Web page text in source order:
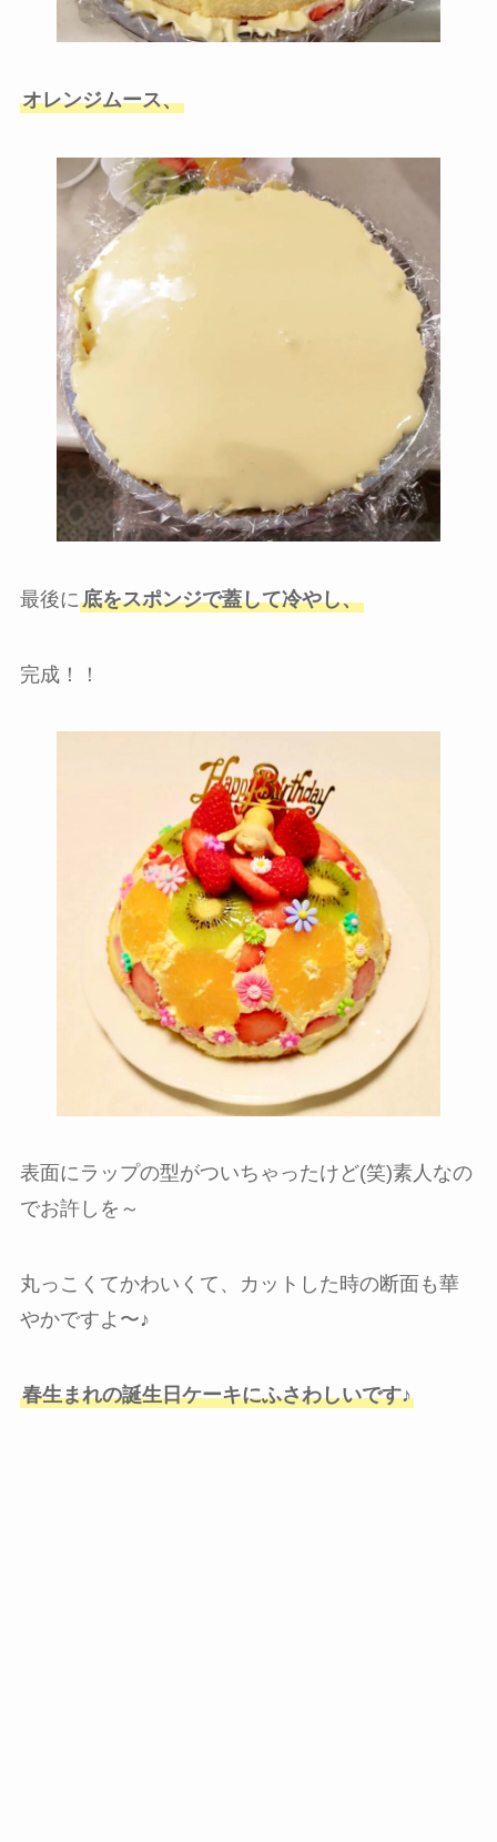
オレンジムース、
最後に底をスポンジで蓋して冷やし、
完成！！
表面にラップの型がついちゃったけど(笑)素人なの
でお許しを～
丸っこくてかわいくて、カットした時の断面も華
やかですよ〜♪
春生まれの誕生日ケーキにふさわしいです♪